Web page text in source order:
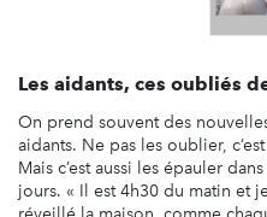
Les aidants, ces oubliés
On prend souvent des
aidants. Ne pas les oublier,
Mais c’est aussi les épauler
jours. « Il est 4h30 du matin et